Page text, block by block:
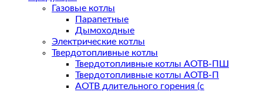
Газовые котлы
Парапетные
Дымоходные
Электрические котлы
Твердотопливные котлы
Твердотопливные котлы АОТВ-ПШ
Твердотопливные котлы АОТВ-П
АОТВ длительного горения (с